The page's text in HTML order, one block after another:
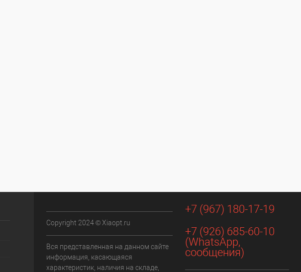
Copyright 2024 © Xiaopt.ru
Вся представленная на данном сайте
информация, касающаяся
характеристик, наличия на складе,
+7 (967) 180-17-19
+7 (926) 685-60-10
(WhatsApp,
сообщения)